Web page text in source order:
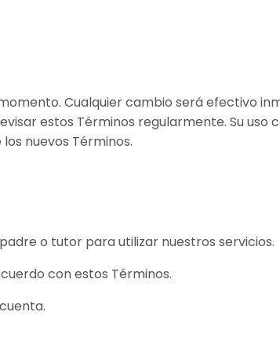
Cualquier cambio será efectivo
estos Términos regularmente. Su uso
nuevos Términos.
o tutor para utilizar nuestros servicios.
con estos Términos.